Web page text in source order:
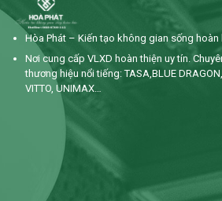
Hòa Phát – Kiến tạo không gian sống hoàn
Nơi cung cấp VLXD hoàn thiện uy tín.
thương hiệu nổi tiếng: TASA,BLUE
VITTO, UNIMAX…